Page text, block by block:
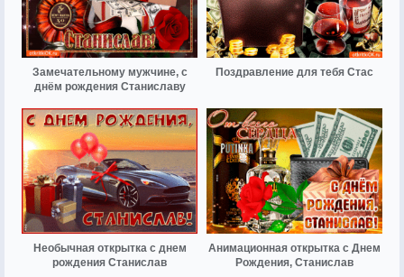
Замечательному мужчине, с
днём рождения Станиславу
Поздравление для тебя Стас
Необычная открытка с днем
рождения Станислав
Анимационная открытка с Днем
Рождения, Станислав